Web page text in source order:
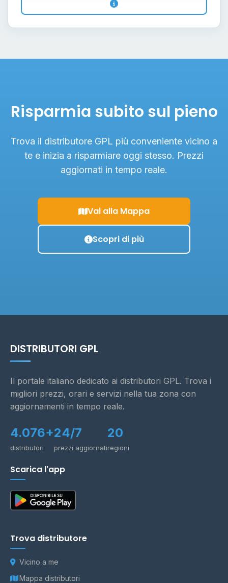
Risparmia subito sul pieno
Trova il distributore GPL più conveniente vicino a
te e inizia a risparmiare oggi stesso. Prezzi
aggiornati in tempo reale.
Vai alla Mappa
Scopri di più
DISTRIBUTORI GPL
Il portale italiano dedicato ai distributori GPL. Trova i
migliori prezzi, orari e servizi nella tua zona con
aggiornamenti in tempo reale.
4.076+
distributori
24/7
prezzi aggiornati
20
regioni
Scarica l'app
Trova distributore
Vicino a me
Mappa distributori